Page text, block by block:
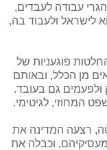
עבודה לעבדים,
לישראל ולעבוד בה,
פוגעניות של
מן הכלל, ובאותם
גם בעובד.
המחוזי, לגיטימי.
רצעה המדינה את
וכבלה את